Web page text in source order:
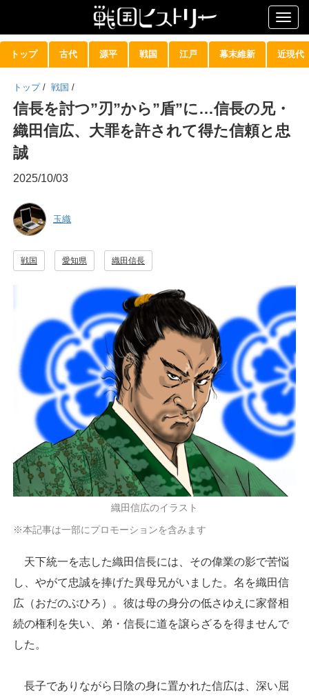
トップ 古代 源平 戦国 江戸 幕末維新 近現代
トップ / 戦国 /
信長を討つ”刃”から”盾”に…信長の兄・
織田信広、大罪を許されて得た信頼と忠
誠
2025/10/03
玉織
戦国 愛知県 織田信長
織田信広のイラスト
※本記事は一部にプロモーションを含みます
天下統一を志した織田信長には、その偉業の影で苦悩
し、やがて忠誠を捧げた異母兄がいました。名を織田信
広（おだのぶひろ）。彼は母の身分の低さゆえに家督相
続の権利を失い、弟・信長に道を譲らざるを得ませんで
した。
長子でありながら日陰の身に置かれた信広は、深い屈